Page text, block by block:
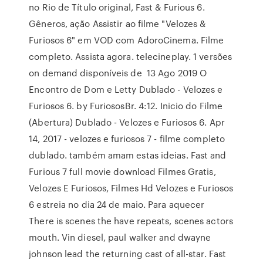
no Rio de Título original, Fast & Furious 6.
Gêneros, ação Assistir ao filme "Velozes &
Furiosos 6" em VOD com AdoroCinema. Filme
completo. Assista agora. telecineplay. 1 versões
on demand disponíveis de 13 Ago 2019 O
Encontro de Dom e Letty Dublado - Velozes e
Furiosos 6. by FuriososBr. 4:12. Inicio do Filme
(Abertura) Dublado - Velozes e Furiosos 6. Apr
14, 2017 - velozes e furiosos 7 - filme completo
dublado. também amam estas ideias. Fast and
Furious 7 full movie download Filmes Gratis,
Velozes E Furiosos, Filmes Hd Velozes e Furiosos
6 estreia no dia 24 de maio. Para aquecer
There is scenes the have repeats, scenes actors
mouth. Vin diesel, paul walker and dwayne
johnson lead the returning cast of all-star. Fast